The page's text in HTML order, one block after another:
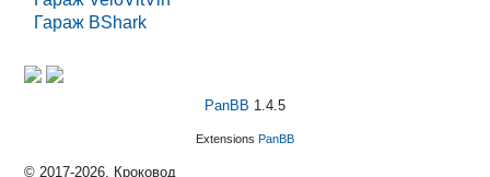
Гараж BShark
PanBB 1.4.5
Extensions PanBB
© 2017-2026, Кроковод